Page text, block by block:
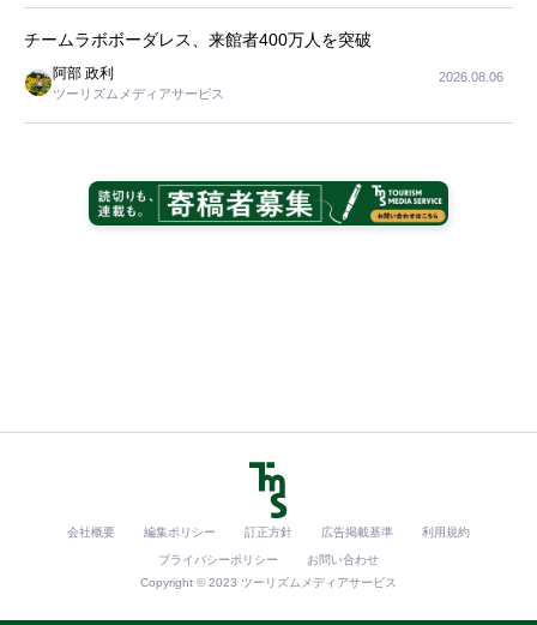
チームラボボーダレス、来館者400万人を突破
阿部 政利
ツーリズムメディアサービス
2026.08.06
会社概要 編集ポリシー 訂正方針 広告掲載基準 利用規約
プライバシーポリシー
お問い合わせ
Copyright © 2023 ツーリズムメディアサービス